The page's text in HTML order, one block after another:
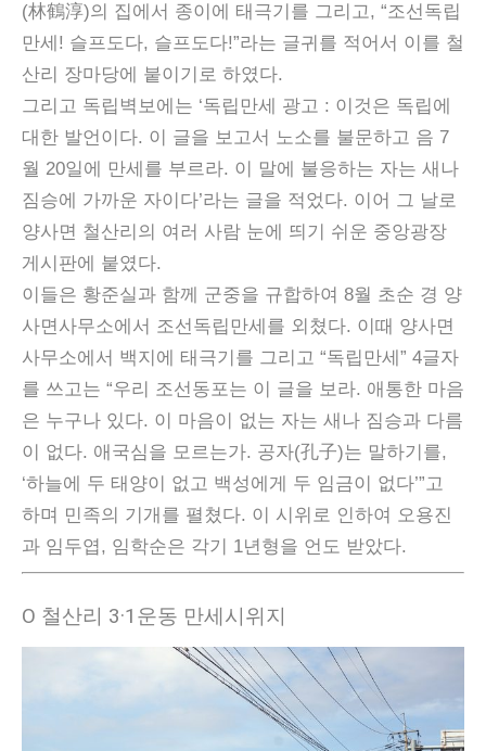
(林鶴淳)의 집에서 종이에 태극기를 그리고, “조선독립
만세! 슬프도다, 슬프도다!”라는 글귀를 적어서 이를 철
산리 장마당에 붙이기로 하였다.
그리고 독립벽보에는 ‘독립만세 광고 : 이것은 독립에
대한 발언이다. 이 글을 보고서 노소를 불문하고 음 7
월 20일에 만세를 부르라. 이 말에 불응하는 자는 새나
짐승에 가까운 자이다’라는 글을 적었다. 이어 그 날로
양사면 철산리의 여러 사람 눈에 띄기 쉬운 중앙광장
게시판에 붙였다.
이들은 황준실과 함께 군중을 규합하여 8월 초순 경 양
사면사무소에서 조선독립만세를 외쳤다. 이때 양사면
사무소에서 백지에 태극기를 그리고 “독립만세” 4글자
를 쓰고는 “우리 조선동포는 이 글을 보라. 애통한 마음
은 누구나 있다. 이 마음이 없는 자는 새나 짐승과 다름
이 없다. 애국심을 모르는가. 공자(孔子)는 말하기를,
‘하늘에 두 태양이 없고 백성에게 두 임금이 없다’”고
하며 민족의 기개를 펼쳤다. 이 시위로 인하여 오용진
과 임두엽, 임학순은 각기 1년형을 언도 받았다.
Ο 철산리 3·1운동 만세시위지